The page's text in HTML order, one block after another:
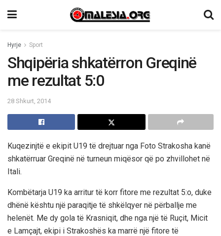
Hyrje Sport
Shqipëria shkatërron Greqinë
me rezultat 5:0
28 Shkurt, 2014
Kuqezinjtë e ekipit U19 të drejtuar nga Foto Strakosha kanë
shkatërruar Greqinë në turneun miqësor që po zhvillohet në
Itali.
Kombëtarja U19 ka arritur të korr fitore me rezultat 5:o, duke
dhënë kështu një paraqitje të shkëlqyer në përballje me
helenët. Me dy gola të Krasniqit, dhe nga një të Ruçit, Micit
e Lamçajt, ekipi i Strakoshës ka marrë një fitore të